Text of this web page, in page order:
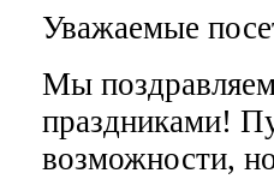
Уважаемые
Мы
праздниками!
возможности,